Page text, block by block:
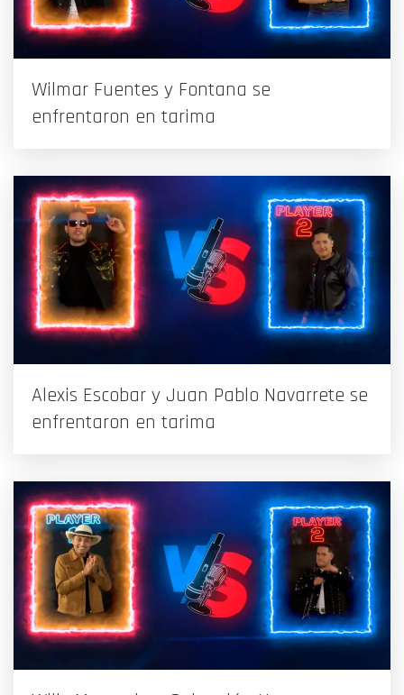
Wilmar Fuentes y Fontana se
enfrentaron en tarima
Alexis Escobar y Juan Pablo Navarrete se
enfrentaron en tarima